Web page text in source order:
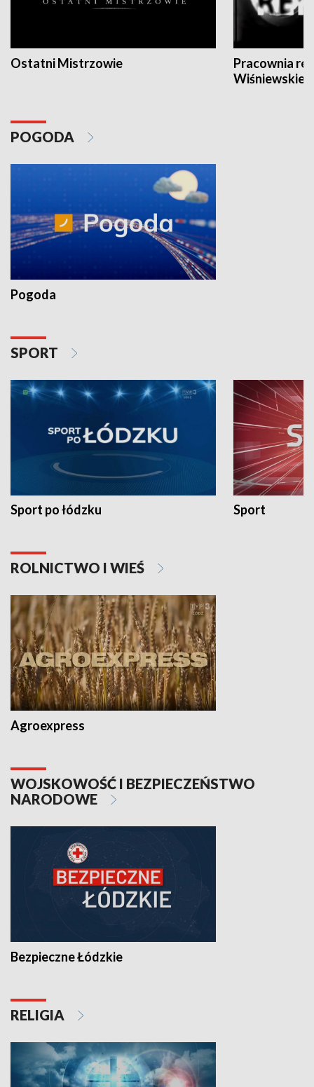
Ostatni Mistrzowie
Pracownia
POGODA
Pogoda
SPORT
Sport po łódzku Sport
ROLNICTWO I WIEŚ
Agroexpress
WOJSKOWOŚĆ I BEZPIECZEŃSTWO
NARODOWE
Bezpieczne Łódzkie
RELIGIA